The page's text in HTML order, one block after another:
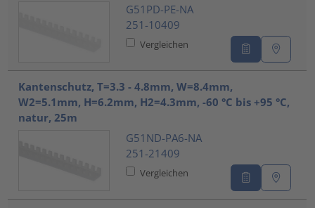
G51PD-PE-NA
251-10409
Vergleichen
Kantenschutz, T=3.3 - 4.8mm, W=8.4mm,
W2=5.1mm, H=6.2mm, H2=4.3mm, -60 °C bis +95 °C,
natur, 25m
G51ND-PA6-NA
251-21409
Vergleichen